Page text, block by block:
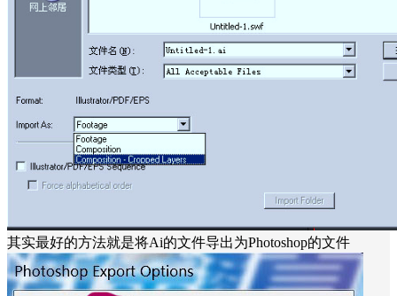
其实最好的方法就是将Ai的文件导出为Photoshop的文件